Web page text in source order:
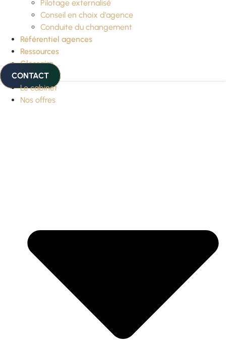
Pilotage externalisé
Conseil en choix d’agence
Conduite du changement
Référentiel agences
Ressources
Glossaire
CONTACT
Le cabinet
Nos offres